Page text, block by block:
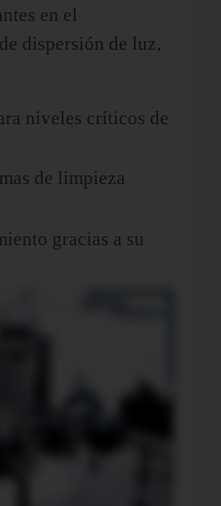
en el
dispersión de luz,
niveles críticos de
de limpieza
gracias a su